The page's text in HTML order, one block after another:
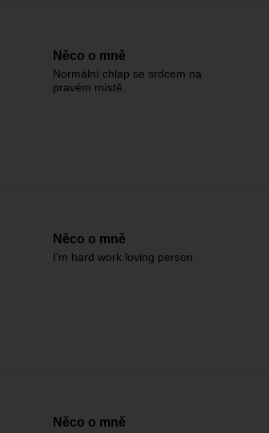
Něco o mně
Normální chlap se srdcem na
pravém místě.
Něco o mně
I'm hard work loving person
Něco o mně